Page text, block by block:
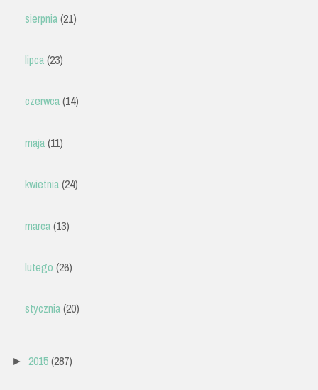
sierpnia(21)
lipca(23)
czerwca(14)
maja(11)
kwietnia(24)
marca(13)
lutego (26)
stycznia(20)
► 2015(287)